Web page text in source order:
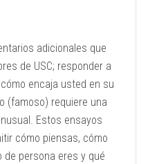
adicionales que
de USC; responder a
encaja usted en su
(famoso) requiere una
Estos ensayos
cómo piensas, cómo
de persona eres y qué